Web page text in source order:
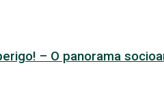
– O panorama